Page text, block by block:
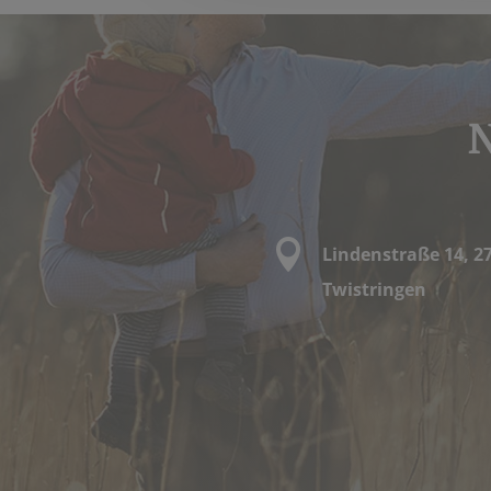

Lindenstraße 14,
Twistringen